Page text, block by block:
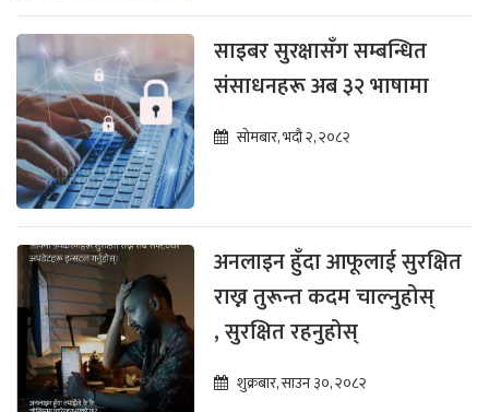
साइबर सुरक्षासँग सम्बन्धित
संसाधनहरू अब ३२ भाषामा
सोमबार, भदौ २, २०८२
अनलाइन हुँदा आफूलाई सुरक्षित
राख्न तुरून्त कदम चाल्नुहोस्
, सुरक्षित रहनुहोस्
शुक्रबार, साउन ३०, २०८२